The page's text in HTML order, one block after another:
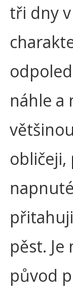
tři dny
náhle a
obličeji,
pěst.
původ